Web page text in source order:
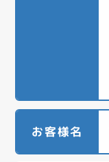
お客様名